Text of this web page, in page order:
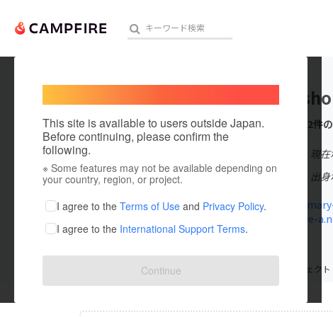
人気のプロジェクト 注目のリタ
アート・写真
テクノロジー・ガジェット
映像・映画
ビジネス・起業
まちづくり・地域活性化
This site is available to users outside Japan.
Before continuing, please confirm the
following.
※ Some features may not be available depending on
your country, region, or project.
I agree to the Terms of Use and Privacy Policy.
I agree to the International Support Terms.
Continue
cosme
これまでに2件
現
出身国：日本
出
www.neuve-
プロジェクト プロジェクト